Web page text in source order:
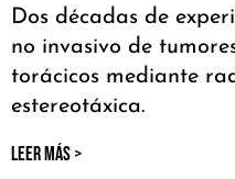
Dos décadas de
no invasivo de
torácicos mediante
estereotáxica.
LEER MÁS >